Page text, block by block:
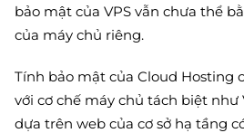
bảo mật của VPS vẫn chưa thể
của máy chủ riêng.
Tính bảo mật của Cloud Hosting
với cơ chế máy chủ tách biệt như
dựa trên web của cơ sở hạ tầng